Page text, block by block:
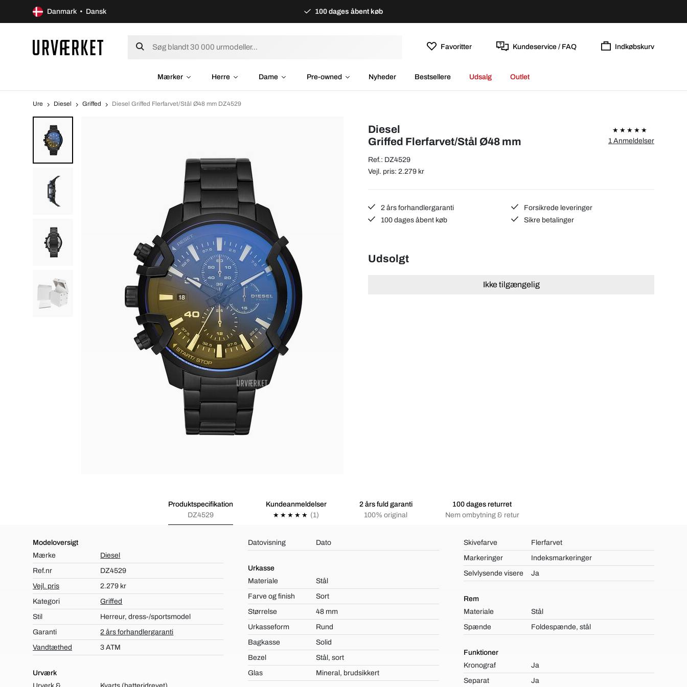
Danmark • Dansk 100 dages åbent køb
Favoritter Kundeservice / FAQ Indkøbskurv
Mærker Herre Dame Pre-owned Nyheder Bestsellere Udsalg Outlet
Ure Diesel Griffed Diesel Griffed Flerfarvet/Stål Ø48 mm DZ4529
Diesel
Griffed Flerfarvet/Stål Ø48 mm
Ref.: DZ4529
1 Anmeldelser
Vejl. pris: 2.279 kr
2 års forhandlergaranti
Forsikrede leveringer
100 dages åbent køb
Sikre betalinger
Udsolgt
Ikke tilgængelig
Produktspecifikation
DZ4529
Kundeanmeldelser
(1)
2 års fuld garanti
100% original
100 dages returret
Nem ombytning & retur
Modeloversigt
Mærke
Diesel
Ref.nr
DZ4529
Vejl. pris
2.279 kr
Kategori
Griffed
Stil
Herreur, dress-/sportsmodel
Garanti
2 års forhandlergaranti
Vandtæthed
3 ATM
Urværk
Datovisning Dato
Urkasse
Materiale
Stål
Farve og finish
Sort
Størrelse
48 mm
Urkasseform
Rund
Bagkasse
Solid
Bezel
Stål, sort
Glas
Mineral, brudsikkert
Skivefarve
Flerfarvet
Markeringer
Indeksmarkeringer
Selvlysende visere
Ja
Rem
Materiale
Stål
Spænde
Foldespænde, stål
Funktioner
Kronograf
Ja
Separat
Ja